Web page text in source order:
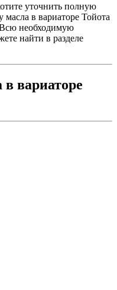
уточнить полную
масла в вариаторе Тойота
необходимую
найти в разделе
вариаторе